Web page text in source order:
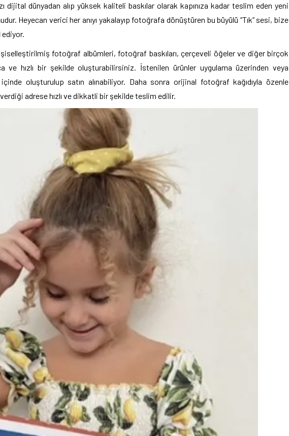
dijital dünyadan alıp yüksek kaliteli baskılar olarak kapınıza kadar teslim eden yeni
Heyecan verici her anıyı yakalayıp fotoğrafa dönüştüren bu büyülü “Tık” sesi, bize
ediyor.
fotoğraf albümleri, fotoğraf baskıları, çerçeveli öğeler ve diğer birçok
ve hızlı bir şekilde oluşturabilirsiniz. İstenilen ürünler uygulama üzerinden veya
oluşturulup satın alınabiliyor. Daha sonra orijinal fotoğraf kağıdıyla özenle
verdiği adrese hızlı ve dikkatli bir şekilde teslim edilir.